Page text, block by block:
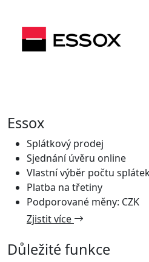
Essox
Splátkový prodej
Sjednání úvěru online
Vlastní výběr počtu
Platba na třetiny
Podporované měny: CZK
Zjistit více
Důležité funkce